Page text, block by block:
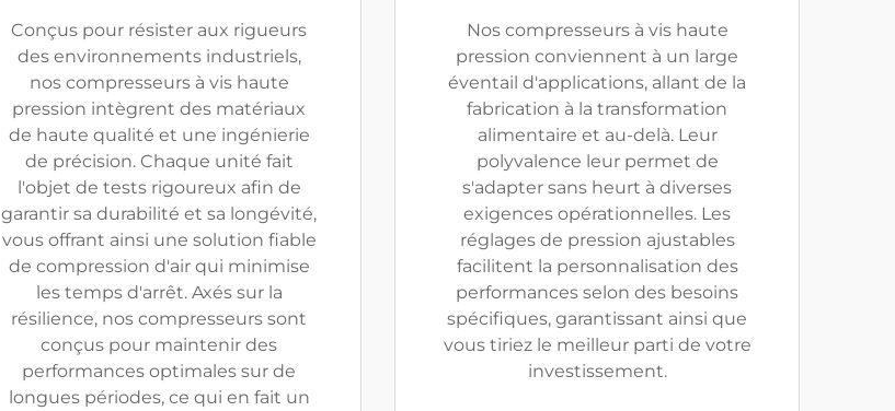
Conçus pour résister aux rigueurs
des environnements industriels,
nos compresseurs à vis haute
pression intègrent des matériaux
de haute qualité et une ingénierie
de précision. Chaque unité fait
l'objet de tests rigoureux afin de
garantir sa durabilité et sa longévité,
vous offrant ainsi une solution fiable
de compression d'air qui minimise
les temps d'arrêt. Axés sur la
résilience, nos compresseurs sont
conçus pour maintenir des
performances optimales sur de
longues périodes, ce qui en fait un
Nos compresseurs à vis haute
pression conviennent à un large
éventail d'applications, allant de la
fabrication à la transformation
alimentaire et au-delà. Leur
polyvalence leur permet de
s'adapter sans heurt à diverses
exigences opérationnelles. Les
réglages de pression ajustables
facilitent la personnalisation des
performances selon des besoins
spécifiques, garantissant ainsi que
vous tiriez le meilleur parti de votre
investissement.